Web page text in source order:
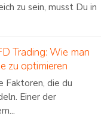
zu sein, musst Du in
Trading: Wie man
zu optimieren
Faktoren, die du
Einer der